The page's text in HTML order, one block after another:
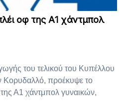
οφ της Α1 χάντμπολ
του τελικού του Κυπέλλου
Κορυδαλλό, προέκυψε το
Α1 χάντμπολ γυναικών,